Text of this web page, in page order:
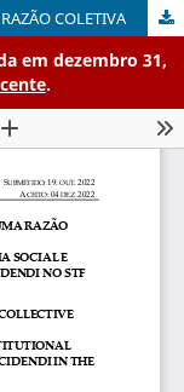
COLETIVA
em dezembro 31,
.